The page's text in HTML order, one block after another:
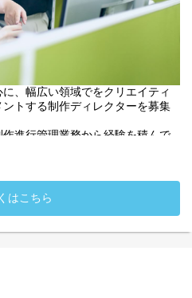
、幅広い領域でをクリエイティ
トする制作ディレクターを募集
進行管理業務から経験を積んで
きるよう、プロジェクトが滞り
Webや映像制作等、幅広い領域
ていただくことを期待していま
ークス部
はこちら